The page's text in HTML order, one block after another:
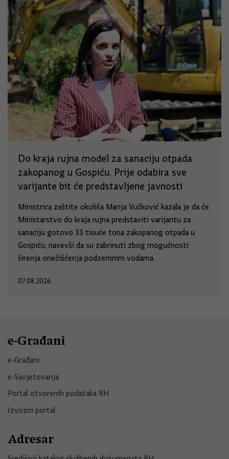
Do kraja rujna model za sanaciju otpada
zakopanog u Gospiću. Prije odabira sve
varijante bit će predstavljene javnosti
Ministrica zaštite okoliša Marija Vučković kazala je da će
Ministarstvo do kraja rujna predstaviti varijantu za
sanaciju gotovo 33 tisuće tona zakopanog otpada u
Gospiću, navevši da su zabrinuti zbog mogućnosti
širenja onečišćenja podzemnim vodama.
07.08.2026.
e-Građani
e-Građani
e-Savjetovanja
Portal otvorenih podataka RH
Izvozni portal
Adresar